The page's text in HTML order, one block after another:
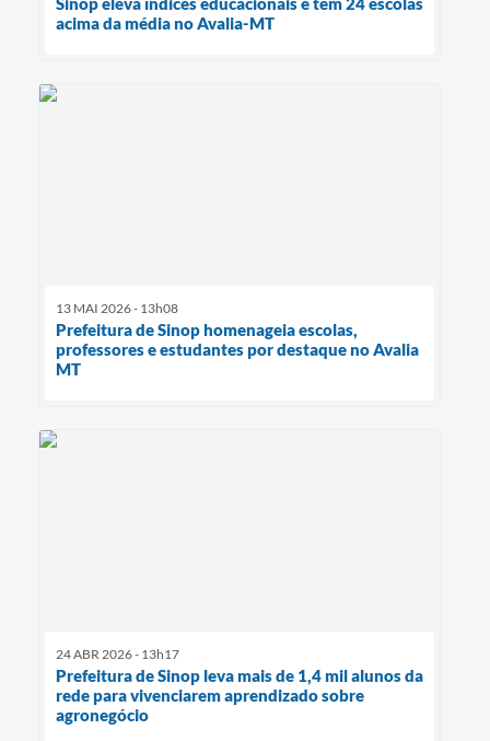
acima da média no Avalia-MT
13 MAI 2026 - 13h08
Prefeitura de Sinop homenageia escolas,
professores e estudantes por destaque no Avalia
MT
24 ABR 2026 - 13h17
Prefeitura de Sinop leva mais de 1,4 mil alunos da
rede para vivenciarem aprendizado sobre
agronegócio